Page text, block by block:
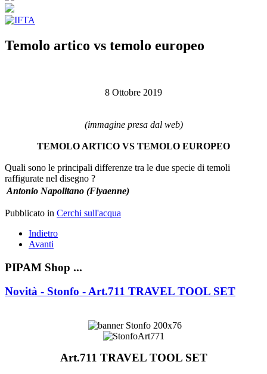
Temolo artico vs temolo europeo
8 Ottobre 2019
(immagine presa dal web)
TEMOLO ARTICO VS TEMOLO EUROPEO
Quali sono le principali differenze tra le due specie di temoli
raffigurate nel disegno ?
Antonio Napolitano (Flyaenne)
Pubblicato in Cerchi sull'acqua
Indietro
Avanti
PIPAM Shop ...
Novità - Stonfo - Art.711 TRAVEL TOOL SET
Art.711 TRAVEL TOOL SET